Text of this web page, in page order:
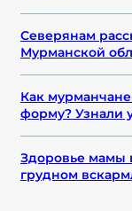
Северянам
Мурманской
Как
форму? Узнали
Здоровье мамы
грудном